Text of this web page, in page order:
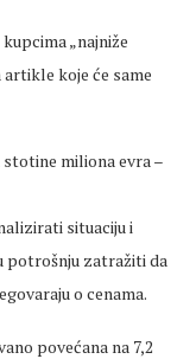
„najniže
artikle koje će same
miliona evra –
situaciju i
potrošnju zatražiti da
o cenama.
povećana na 7,2